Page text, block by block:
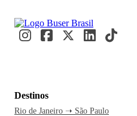
Destinos
Rio de Janeiro ➝ São Paulo